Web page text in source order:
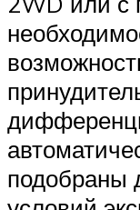
подобраны